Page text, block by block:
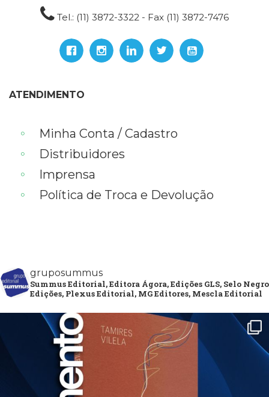
Tel.: (11) 3872-3322 - Fax (11) 3872-7476
ATENDIMENTO
Minha Conta / Cadastro
Distribuidores
Imprensa
Política de Troca e Devolução
gruposummus
Summus Editorial, Editora Ágora, Edições GLS, Selo Negro
Edições, Plexus Editorial, MG Editores, Mescla Editorial